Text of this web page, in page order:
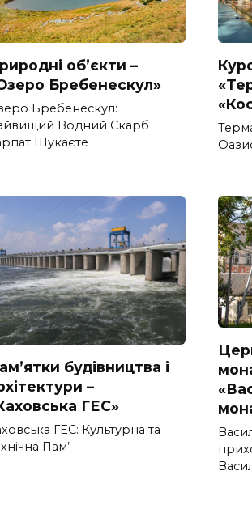
об’єкти –
Бребенескул»
Бребенескул:
Водний Скарб
Шукаєте
будівництва і
–
ГЕС»
ГЕС: Культурна та
Пам’